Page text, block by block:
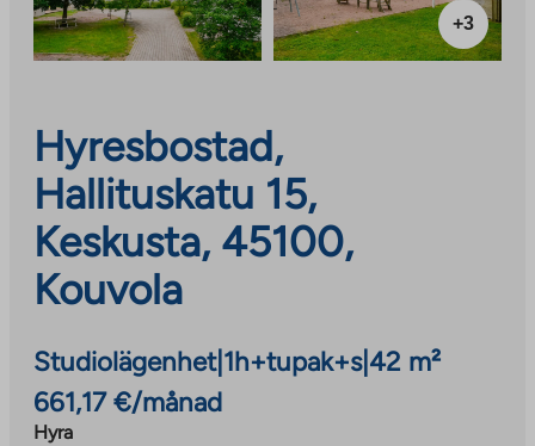
+3
Hyresbostad,
Hallituskatu 15,
Keskusta, 45100,
Kouvola
Studiolägenhet| 1h+tupak+s| 42 m²
661,17 €/månad
Hyra